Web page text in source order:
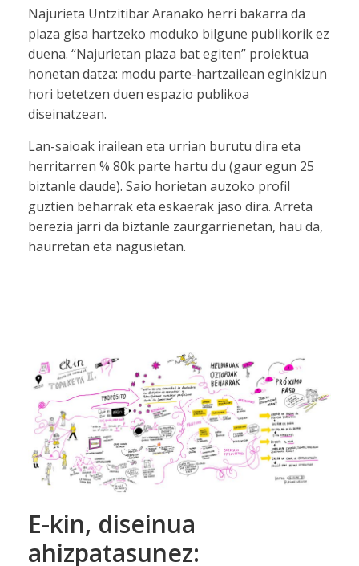
Najurieta Untzitibar Aranako herri bakarra da
plaza gisa hartzeko moduko bilgune publikorik ez
duena. “Najurietan plaza bat egiten” proiektua
honetan datza: modu parte-hartzailean eginkizun
hori betetzen duen espazio publikoa
diseinatzean.
Lan-saioak irailean eta urrian burutu dira eta
herritarren % 80k parte hartu du (gaur egun 25
biztanle daude). Saio horietan auzoko profil
guztien beharrak eta eskaerak jaso dira. Arreta
berezia jarri da biztanle zaurgarrienetan, hau da,
haurretan eta nagusietan.
E-kin, diseinua
ahizpatasunez: